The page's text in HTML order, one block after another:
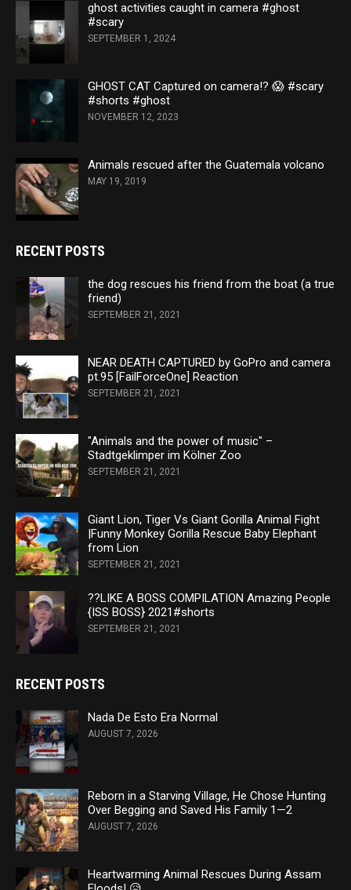
ghost activities caught in camera #ghost
#scary
SEPTEMBER 1, 2024
GHOST CAT Captured on camera!? 😱 #scary
#shorts #ghost
NOVEMBER 12, 2023
Animals rescued after the Guatemala volcano
MAY 19, 2019
RECENT POSTS
the dog rescues his friend from the boat (a true
friend)
SEPTEMBER 21, 2021
NEAR DEATH CAPTURED by GoPro and camera
pt.95 [FailForceOne] Reaction
SEPTEMBER 21, 2021
"Animals and the power of music" –
Stadtgeklimper im Kölner Zoo
SEPTEMBER 21, 2021
Giant Lion, Tiger Vs Giant Gorilla Animal Fight
|Funny Monkey Gorilla Rescue Baby Elephant
from Lion
SEPTEMBER 21, 2021
??LIKE A BOSS COMPILATION Amazing People
{ISS BOSS} 2021#shorts
SEPTEMBER 21, 2021
RECENT POSTS
Nada De Esto Era Normal
AUGUST 7, 2026
Reborn in a Starving Village, He Chose Hunting
Over Begging and Saved His Family 1—2
AUGUST 7, 2026
Heartwarming Animal Rescues During Assam